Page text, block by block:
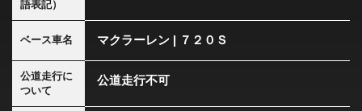
語表記）
ベース車名 マクラーレン | ７２０Ｓ
公道走行に
ついて
公道走行不可